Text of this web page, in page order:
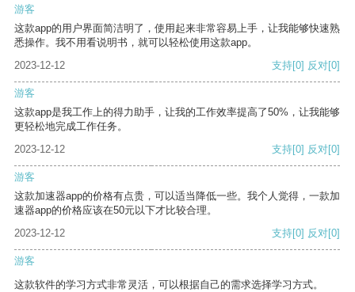
游客
这款app的用户界面简洁明了，使用起来非常容易上手，让我能够快速熟
悉操作。我不用看说明书，就可以轻松使用这款app。
2023-12-12
支持[0] 反对[0]
游客
这款app是我工作上的得力助手，让我的工作效率提高了50%，让我能够
更轻松地完成工作任务。
2023-12-12
支持[0] 反对[0]
游客
这款加速器app的价格有点贵，可以适当降低一些。我个人觉得，一款加
速器app的价格应该在50元以下才比较合理。
2023-12-12
支持[0] 反对[0]
游客
这款软件的学习方式非常灵活，可以根据自己的需求选择学习方式。